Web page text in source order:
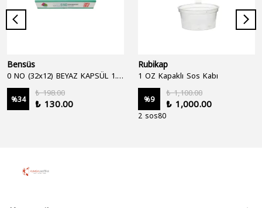
Bensüs
%34
₺ 198.00
₺ 130.00
Rubikap
1 OZ Kapaklı Sos Kabı
%9
₺ 1,100.00
₺ 1,000.00
2 sos80